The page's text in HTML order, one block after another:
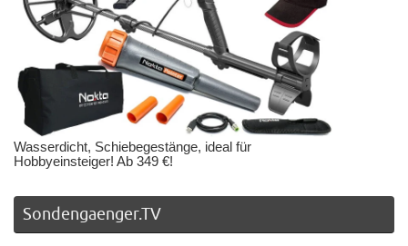
Wasserdicht, Schiebegestänge, ideal für
Hobbyeinsteiger! Ab 349 €!
Sondengaenger.TV